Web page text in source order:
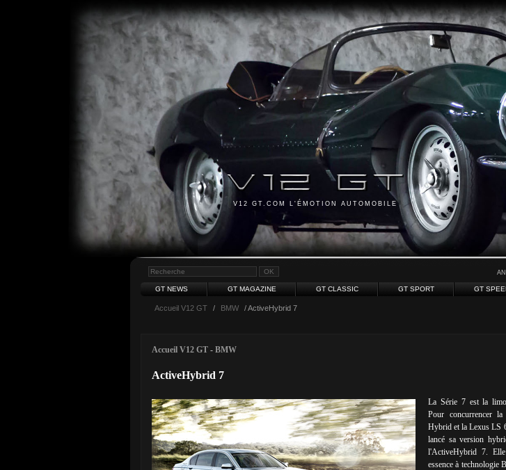
V12 GT.COM L'ÉMOTION AUTOMOBILE
GT NEWS GT MAGAZINE GT CLASSIC GT SPORT GT
Accueil V12 GT / BMW / ActiveHybrid 7
Accueil V12 GT - BMW
ActiveHybrid 7
La Série 7 est la
Pour concurrencer
Hybrid et la Lexus LS
lancé sa version
l'ActiveHybrid 7.
essence à technologie